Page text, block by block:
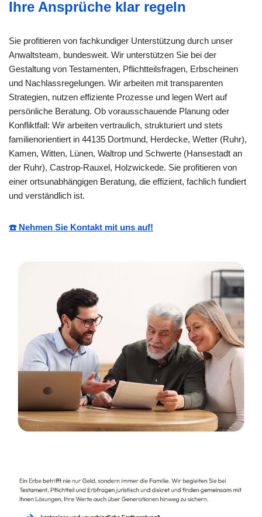
Ihre Ansprüche klar regeln
Sie profitieren von fachkundiger Unterstützung durch unser
Anwaltsteam, bundesweit. Wir unterstützen Sie bei der
Gestaltung von Testamenten, Pflichtteilsfragen, Erbscheinen
und Nachlassregelungen. Wir arbeiten mit transparenten
Strategien, nutzen effiziente Prozesse und legen Wert auf
persönliche Beratung. Ob vorausschauende Planung oder
Konfliktfall: Wir arbeiten vertraulich, strukturiert und stets
familienorientiert in 44135 Dortmund, Herdecke, Wetter (Ruhr),
Kamen, Witten, Lünen, Waltrop und Schwerte (Hansestadt an
der Ruhr), Castrop-Rauxel, Holzwickede. Sie profitieren von
einer ortsunabhängigen Beratung, die effizient, fachlich fundiert
und verständlich ist.
☎️ Nehmen Sie Kontakt mit uns auf!